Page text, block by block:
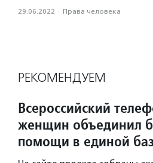
29.06.2022 · Права человека
РЕКОМЕНДУЕМ
Всероссийский
женщин объединил
помощи в единой